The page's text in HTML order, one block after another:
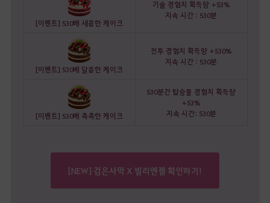
[이벤트] 530배 새콤한 케이크
기술 경험치 획득량+53%
지속 시간 : 530분
[이벤트] 530배 달콤한 케이크
전투 경험치 획득량+530%
지속 시간 : 530분
[이벤트] 530배 촉촉한 케이크
530분간 탑승물 경험치 획득량
+53%
지속 시간: 530분
[NEW] 검은사막 X 빌리엔젤 확인하기!